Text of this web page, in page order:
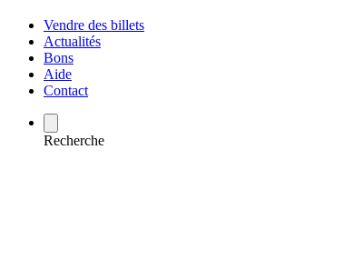
Vendre des billets
Actualités
Bons
Aide
Contact
Recherche